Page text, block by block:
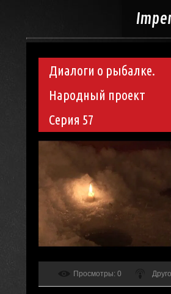
Диалоги о рыбалке.
Народный проект
Серия 57
Просмотры: 0